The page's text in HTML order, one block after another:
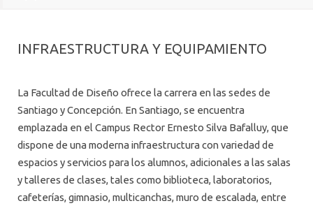
EQUIPO SANTIAGO
SELLOS
CONVENIOS
INFRAESTRUCTURA Y EQUIPAMIENTO
ÁREA DE PROTOTIPADO – SEDES
INFRAESTRUCTURA Y EQUIPAMIENTO
La Facultad de Diseño ofrece la carrera en las sedes de
Santiago y Concepción. En Santiago, se encuentra
emplazada en el Campus Rector Ernesto Silva Bafalluy, que
dispone de una moderna infraestructura con variedad de
espacios y servicios para los alumnos, adicionales a las salas
y talleres de clases, tales como biblioteca, laboratorios,
cafeterías, gimnasio, multicanchas, muro de escalada, entre